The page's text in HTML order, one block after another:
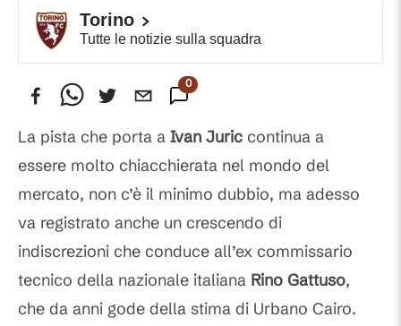
Torino
Tutte le notizie sulla squadra
0
La pista che porta a Ivan Juric continua a
essere molto chiacchierata nel mondo del
mercato, non c’è il minimo dubbio, ma adesso
va registrato anche un crescendo di
indiscrezioni che conduce all’ex commissario
tecnico della nazionale italiana Rino Gattuso,
che da anni gode della stima di Urbano Cairo.